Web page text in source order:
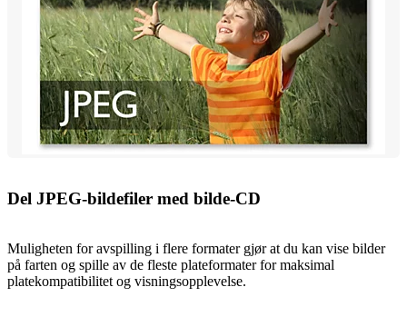
Del JPEG-bildefiler med bilde-CD
Muligheten for avspilling i flere formater gjør at du kan vise bilder
på farten og spille av de fleste plateformater for maksimal
platekompatibilitet og visningsopplevelse.